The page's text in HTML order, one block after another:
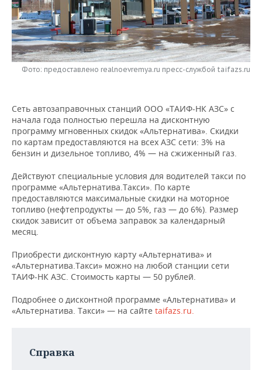
НЕФТЕХИМИЯ
НЕФТЬ
ОПК
РОЗНИЧНАЯ ТОРГОВЛЯ
ТРАНСПОРТ
УСЛУГИ
НОВОСТИ ТЕХНОЛОГИЙ
IT
МЕДИА
МЕРОПРИЯТИЯ
НОВОСТИ МЕРОПРИЯТИЙ
ВЫЕЗДНАЯ РЕДАКЦИЯ
ONLINE-КОНФЕРЕНЦИИ
ОТКРЫТАЯ ЛЕКЦИЯ
СПОРТ
НОВОСТИ СПОРТА
ХОККЕЙ
БАСКЕТБОЛ
ВОЛЕЙБОЛ
КИБЕРСПОРТ
ФИГУРНОЕ КАТАНИЕ
ВОДНЫЕ ВИДЫ СПОРТА
ОБЩЕСТВО
ВЛАСТЬ
ИНФРАСТРУКТУРА
ИСТОРИЯ
КУЛЬТУРА
МЕДИЦИНА
ОБРАЗОВАНИЕ
ФОТОГАЛЕРЕЯ
СЮЖЕТЫ
СПРАВОЧНИК
СПИСОК ПЕРСОН
СПИСОК КОМПАНИЙ
ПОЛНАЯ ВЕРСИЯ
Фото: предоставлено realnoevremya.ru пресс-службой taifazs.ru
Сеть автозаправочных станций ООО «ТАИФ-НК АЗС» с
начала года полностью перешла на дисконтную
программу мгновенных скидок «Альтернатива». Скидки
по картам предоставляются на всех АЗС сети: 3% на
бензин и дизельное топливо, 4% — на сжиженный газ.
Действуют специальные условия для водителей такси по
программе «Альтернатива.Такси». По карте
предоставляются максимальные скидки на моторное
топливо (нефтепродукты — до 5%, газ — до 6%). Размер
скидок зависит от объема заправок за календарный
месяц.
Приобрести дисконтную карту «Альтернатива» и
«Альтернатива.Такси» можно на любой станции сети
ТАИФ-НК АЗС. Стоимость карты — 50 рублей.
Подробнее о дисконтной программе «Альтернатива» и
«Альтернатива. Такси» — на сайте taifazs.ru.
Справка